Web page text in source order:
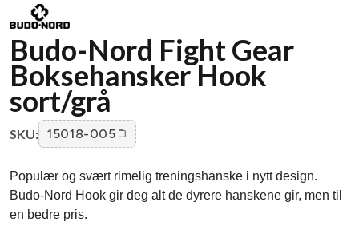
Budo-Nord Fight Gear
Boksehansker Hook
sort/grå
SKU: 15018-005
Populær og svært rimelig treningshanske i nytt design.
Budo-Nord Hook gir deg alt de dyrere hanskene gir, men til
en bedre pris.